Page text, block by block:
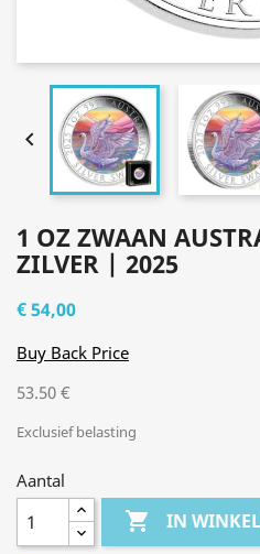

1 OZ ZWAAN
ZILVER | 2025
€ 54,00
Buy Back Price
53.50 €
Exclusief belasting
Aantal
 IN